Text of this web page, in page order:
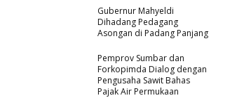
Gubernur Mahyeldi
Dihadang Pedagang
Asongan di Padang Panjang
Pemprov Sumbar dan
Forkopimda Dialog dengan
Pengusaha Sawit Bahas
Pajak Air Permukaan